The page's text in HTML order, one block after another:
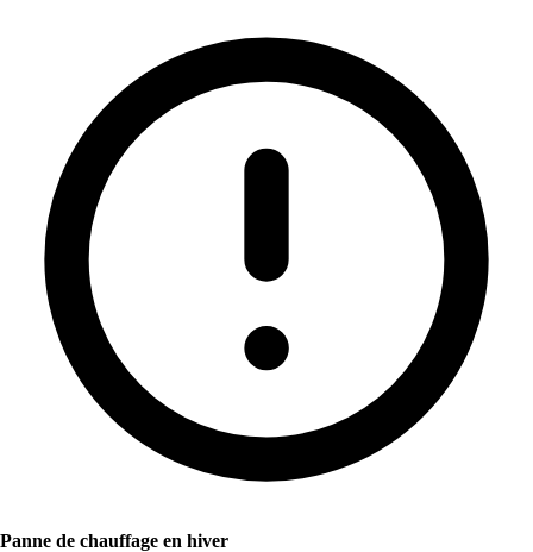
Panne de chauffage en hiver